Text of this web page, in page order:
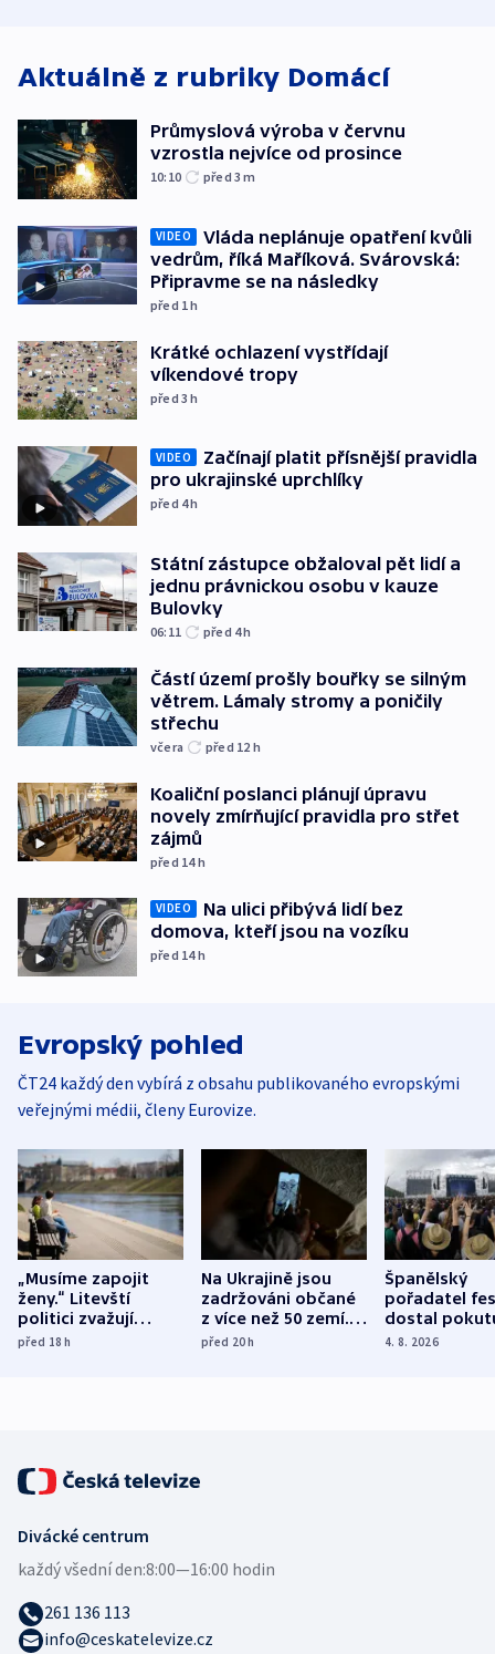
Aktuálně z rubriky Domácí
Průmyslová výroba v červnu
vzrostla nejvíce od prosince
10:10 před 3m
VIDEO
Vláda neplánuje opatření kvůli
vedrům, říká Maříková. Svárovská:
Připravme se na následky
před 1h
Krátké ochlazení vystřídají
víkendové tropy
před 3h
VIDEO
Začínají platit přísnější pravidla
pro ukrajinské uprchlíky
před 4h
Státní zástupce obžaloval pět lidí a
jednu právnickou osobu v kauze
Bulovky
06:11 před 4h
Částí území prošly bouřky se silným
větrem. Lámaly stromy a poničily
střechu
včera před 12 h
Koaliční poslanci plánují úpravu
novely zmírňující pravidla pro střet
zájmů
před 14h
VIDEO
Na ulici přibývá lidí bez
domova, kteří jsou na vozíku
před 14h
Evropský pohled
ČT24 každý den vybírá z obsahu publikovaného evropskými
veřejnými médii, členy Eurovize.
„Musíme zapojit
ženy.“ Litevští
politici zvažují
dohodu o
před 18h
Na Ukrajině jsou
zadržováni občané
z více než 50 zemí.
Bojovali na straně
před 20h
Španělský
pořadatel
dostal
nekalé
4. 8. 2026
Divácké centrum
každý všední den:8:00—16:00 hodin
261 136 113
info@ceskatelevize.cz